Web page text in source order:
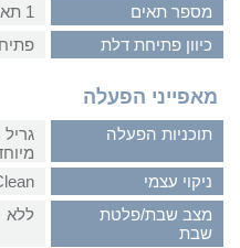
מספר תאים
1 תאים
כיוון פתיחת דלת
מאפייני הפעלה
תוכניות הפעלה
ניקוי עצמי
מצב שבת/פלטת
שבת
ללא